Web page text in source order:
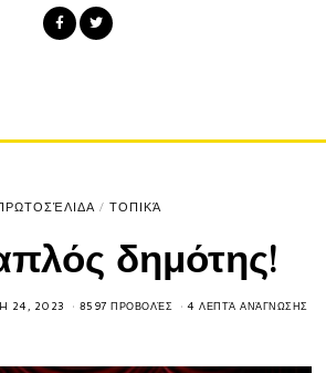
/ ΤΟΠΙΚΆ
δημότης!
24, 2023 8597 ΠΡΟΒΟΛΈΣ 4 ΛΕΠΤΆ ΑΝΆΓΝΩΣΗΣ